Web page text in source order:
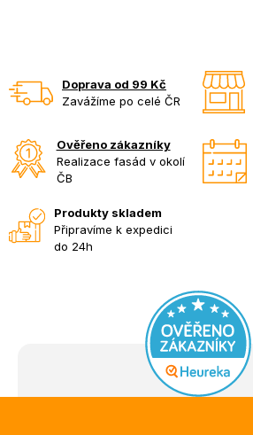
Doprava od 99 Kč
Zavážíme po celé ČR
Ověřeno zákazníky
Realizace fasád v okolí
ČB
Produkty skladem
Připravíme k expedici
do 24h